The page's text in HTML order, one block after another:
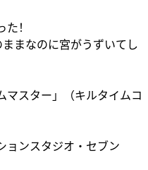
！
まなのに宮がうずいてし
マスター」（キルタイムコ
ョンスタジオ・セブン